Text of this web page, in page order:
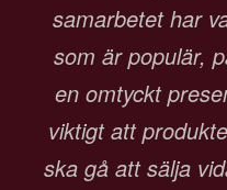
samarbetet har
som är populär,
en omtyckt
viktigt att
ska gå att sälja